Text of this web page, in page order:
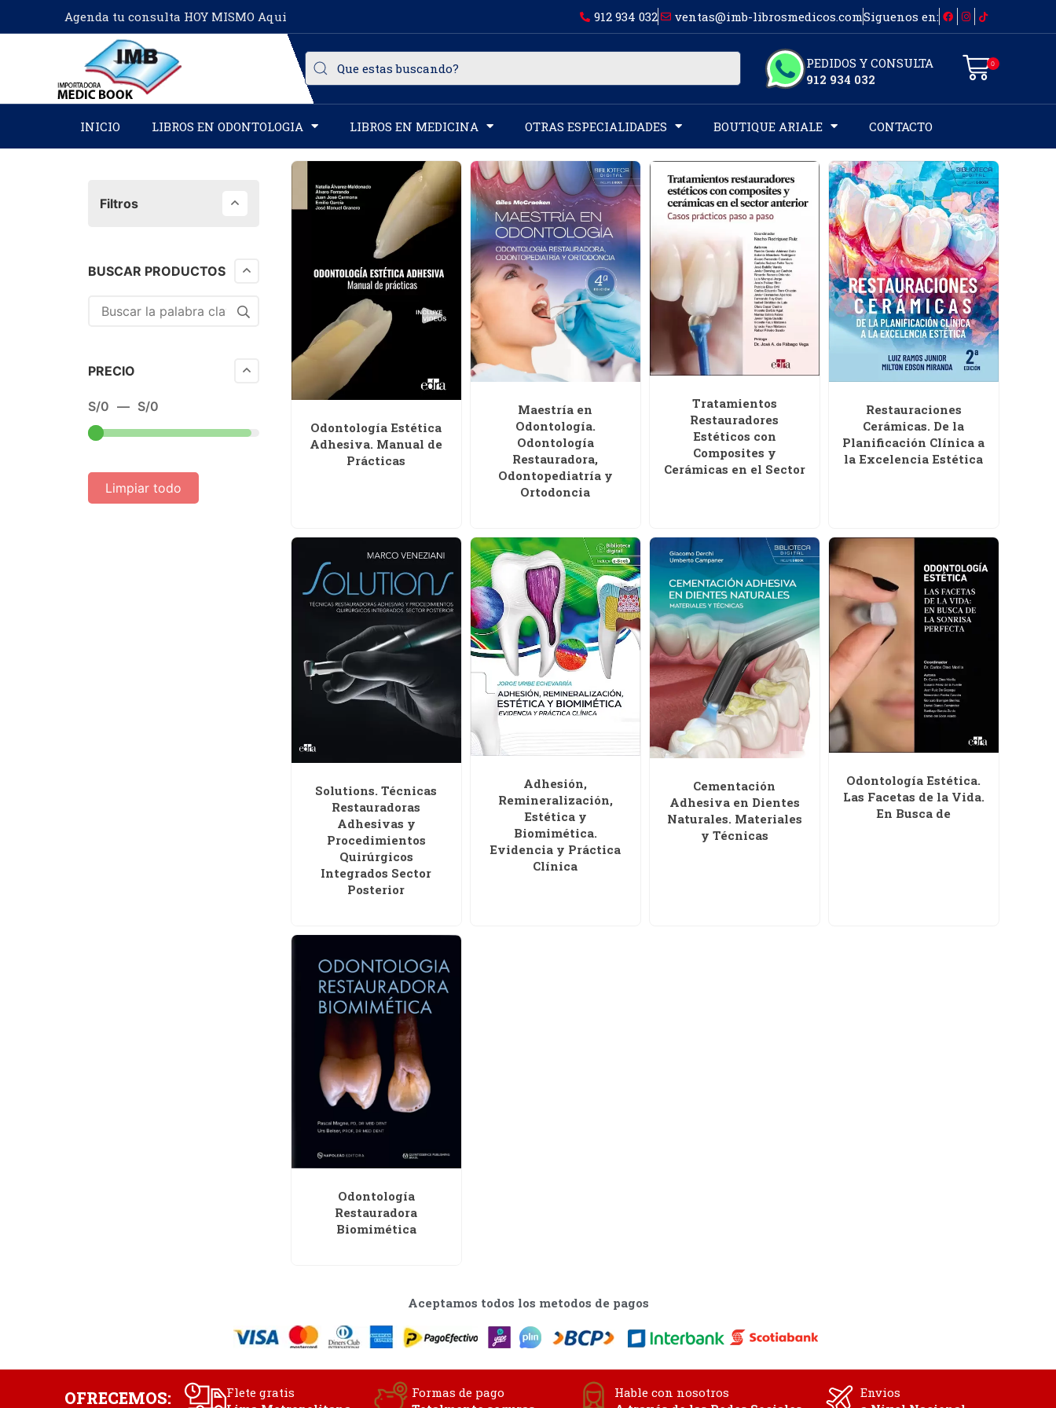
Agenda tu consulta HOY MISMO Aqui 912 934 032 ventas@imb-librosmedicos.comSiguenos en:
PEDIDOS Y CONSULTA
912 934 032
0
INICIO LIBROS EN ODONTOLOGIA LIBROS EN MEDICINA OTRAS ESPECIALIDADES BOUTIQUE ARIALE CONTACTO
Filtros
BUSCAR PRODUCTOS
PRECIO
S/0 — S/0
Limpiar todo
Odontología Estética
Adhesiva. Manual de
Prácticas
Maestría en
Odontología.
Odontología
Restauradora,
Odontopediatría y
Ortodoncia
Tratamientos
Restauradores
Estéticos con
Composites y
Cerámicas en el Sector
Restauraciones
Cerámicas. De la
Planificación Clínica a
la Excelencia Estética
Solutions. Técnicas
Restauradoras
Adhesivas y
Procedimientos
Quirúrgicos
Integrados Sector
Posterior
Adhesión,
Remineralización,
Estética y
Biomimética.
Evidencia y Práctica
Clínica
Cementación
Adhesiva en Dientes
Naturales. Materiales
y Técnicas
Odontología Estética.
Las Facetas de la Vida.
En Busca de
Odontología
Restauradora
Biomimética
Aceptamos todos los metodos de pagos
OFRECEMOS:
Flete gratis
Formas de pago
Hable con nosotros
Envios